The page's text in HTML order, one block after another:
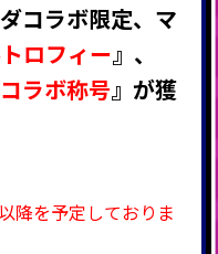
コラボ限定、マ
ロフィー』 、
コラボ称号』 が獲
降を予定しておりま